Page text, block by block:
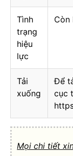
Tình
trạng
hiệu
lực
Còn
Tải
xuống
Để
cục
Mọi chi tiết